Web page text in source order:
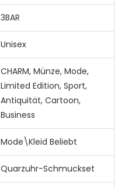
3BAR
Unisex
CHARM, Münze, Mode,
Limited Edition, Sport,
Antiquität, Cartoon,
Business
Mode\Kleid Beliebt
Quarzuhr-Schmuckset